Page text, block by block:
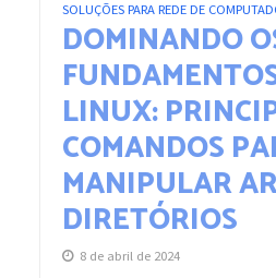
SOLUÇÕES PARA REDE DE
DOMINANDO
LINUX:
COMANDOS
MANIPULAR
DIRETÓRIOS
8 de abril de 2024